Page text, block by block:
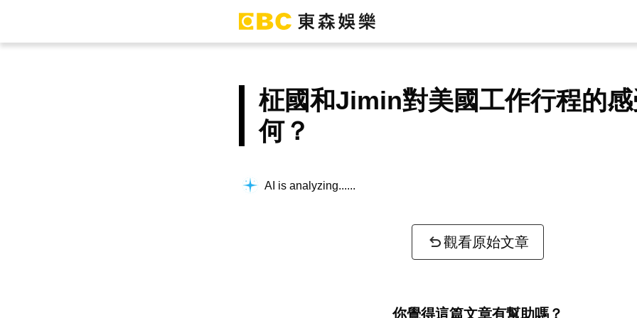
柾國和Jimin對美國工作行程的
何？
AI is analyzing...
觀看原始文章
你覺得這篇文章有幫助嗎？